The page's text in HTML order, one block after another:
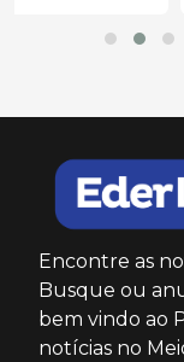
Encontre as
Busque ou
bem vindo ao
notícias no